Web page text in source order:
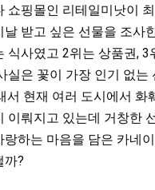
쇼핑몰인 리테일미낫이
날 받고 싶은 선물을 조사
식사였고 2위는 상품권, 3
실은 꽃이 가장 인기 없는
서 현재 여러 도시에서 화
이뤄지고 있는데 거창한
랑하는 마음을 담은 카네
까?